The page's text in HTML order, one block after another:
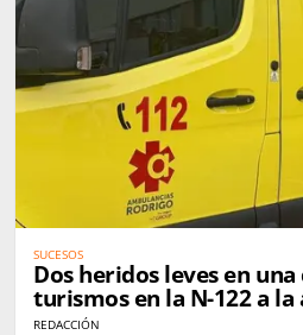
SUCESOS
Dos heridos leves en
turismos en la N-122 a
REDACCIÓN